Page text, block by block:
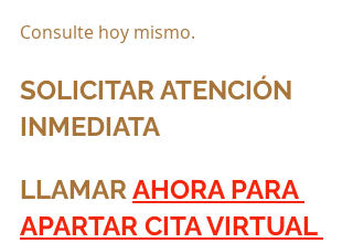
Consulte hoy mismo.
SOLICITAR ATENCIÓN
INMEDIATA
LLAMAR AHORA PARA
APARTAR CITA VIRTUAL